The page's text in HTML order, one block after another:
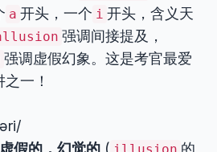
a 开头，一个 i 开头，含义天
强调间接提及，
强调虚假幻象。这是考官最爱
一！
虚假的，幻觉的 (
的